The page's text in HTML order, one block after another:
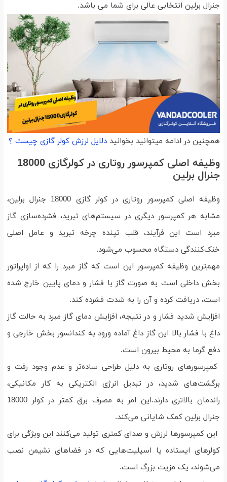
جنرال برلین انتخابی عالی برای شما می باشد.
همچنین در ادامه میتوانید بخوانید دلایل لرزش کولر گازی چیست ؟
وظیفه اصلی کمپرسور روتاری در کولرگازی 18000
جنرال برلین
وظیفه اصلی کمپرسور روتاری در کولر گازی 18000 جنرال برلین،
مشابه هر کمپرسور دیگری در سیستم‌های تبرید، فشرده‌سازی گاز
مبرد است این فرآیند، قلب تپنده چرخه تبرید و عامل اصلی
خنک‌کنندگی دستگاه محسوب می‌شود.
مهم‌ترین وظیفه کمپرسور این است که گاز مبرد را که از اواپراتور
بخش داخلی است به صورت گاز با فشار و دمای پایین خارج شده
است، دریافت کرده و آن را به شدت فشرده کند.
افزایش شدید فشار و در نتیجه، افزایش دمای گاز مبرد به حالت گاز
داغ با فشار بالا این گاز داغ آماده ورود به کندانسور بخش خارجی و
دفع گرما به محیط بیرون است.
کمپرسورهای روتاری به دلیل طراحی ساده‌تر و عدم وجود رفت و
برگشت‌های شدید، در تبدیل انرژی الکتریکی به کار مکانیکی،
راندمان بالاتری دارند.این امر به مصرف برق کمتر در کولر 18000
جنرال برلین کمک شایانی می‌کند.
این کمپرسورها لرزش و صدای کمتری تولید می‌کنند این ویژگی برای
کولرهای ایستاده یا اسپلیت‌هایی که در فضاهای نشیمن نصب
می‌شوند، یک مزیت بزرگ است.